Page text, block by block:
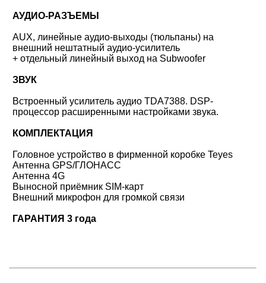
АУДИО-РАЗЪЕМЫ
AUX, линейные аудио-выходы (тюльпаны) на
внешний нештатный аудио-усилитель
+ отдельный линейный выход на Subwoofer
ЗВУК
Встроенный усилитель аудио TDA7388. DSP-
процессор расширенными настройками звука.
КОМПЛЕКТАЦИЯ
Головное устройство в фирменной коробке Teyes
Антенна GPS/ГЛОНАСС
Антенна 4G
Выносной приёмник SIM-карт
Внешний микрофон для громкой связи
ГАРАНТИЯ 3 года